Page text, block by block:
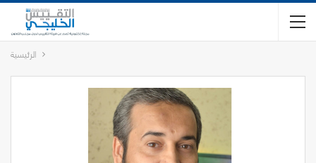
الرئيسية